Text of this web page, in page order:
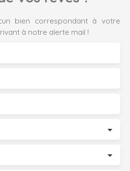
bien correspondant à votre
à notre alerte mail !